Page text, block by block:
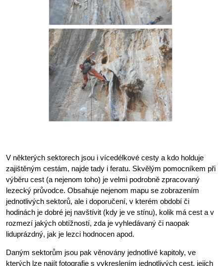
V některých sektorech jsou i vícedélkové cesty a kdo holduje
zajištěným cestám, najde tady i feratu. Skvělým pomocníkem při
výběru cest (a nejenom toho) je velmi podrobně zpracovaný
lezecký průvodce. Obsahuje nejenom mapu se zobrazením
jednotlivých sektorů, ale i doporučení, v kterém období či
hodinách je dobré jej navštívit (kdy je ve stínu), kolik má cest a v
rozmezí jakých obtížností, zda je vyhledávaný či naopak
liduprázdný, jak je lezci hodnocen apod.
Daným sektorům jsou pak věnovány jednotlivé kapitoly, ve
kterých lze najít fotografie s vykreslením jednotlivých cest, jejich